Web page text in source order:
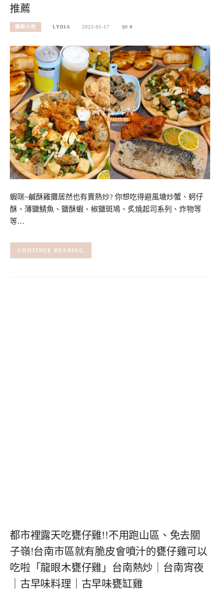
推薦
傳統小吃 LYDIA 2022-01-17 0
蝦咪~鹹酥雞攤居然也有賣熱炒? 你想吃得避風塘炒蟹、蚵仔
酥、薄鹽鯖魚、鹽酥蝦、椒鹽斑鳩、炙燒起司系列、炸物等
等…
CONTINUE READING
都市裡露天吃甕仔雞!!不用跑山區、免去關
子嶺!台南市區就有脆皮會噴汁的甕仔雞可以
吃啦「龍眼木甕仔雞」台南熱炒｜台南宵夜
｜古早味料理｜古早味甕缸雞